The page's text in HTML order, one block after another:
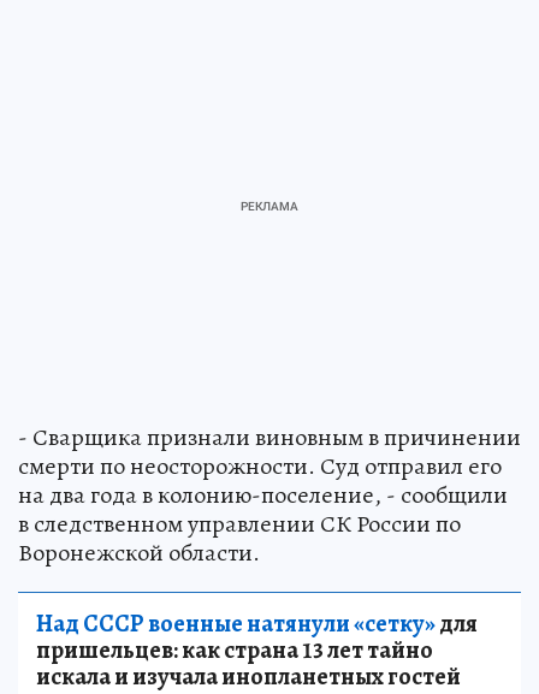
- Сварщика признали виновным в причинении
смерти по неосторожности. Суд отправил его
на два года в колонию-поселение, - сообщили
в следственном управлении СК России по
Воронежской области.
Над СССР военные натянули «сетку»для
пришельцев: как страна 13 лет тайно
искала и изучала инопланетных гостей